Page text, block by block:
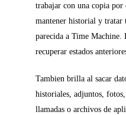
trabajar con una copia
mantener historial y tratar
parecida a Time Machine.
recuperar estados
Tambien brilla al sacar
historiales, adjuntos,
llamadas o archivos de